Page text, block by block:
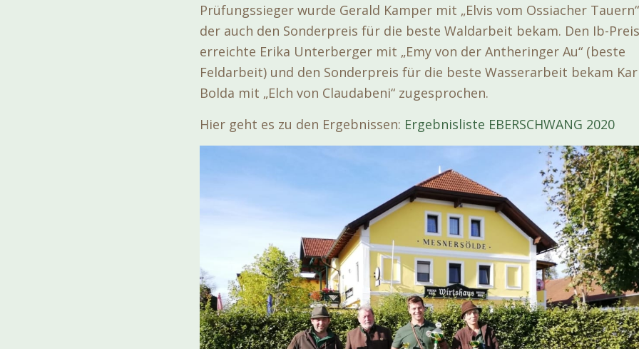
Prüfungssieger wurde Gerald Kamper mit „Elvis vom Ossiacher
der auch den Sonderpreis für die beste Waldarbeit bekam. Den Ib-Preis
erreichte Erika Unterberger mit „Emy von der Antheringer Au“ (beste
Feldarbeit) und den Sonderpreis für die beste Wasserarbeit bekam
Bolda mit „Elch von Claudabeni“ zugesprochen.
Hier geht es zu den Ergebnissen: Ergebnisliste EBERSCHWANG 2020